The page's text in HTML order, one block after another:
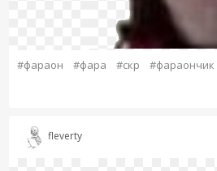
#фараон #фара #скр #фараончик
fleverty